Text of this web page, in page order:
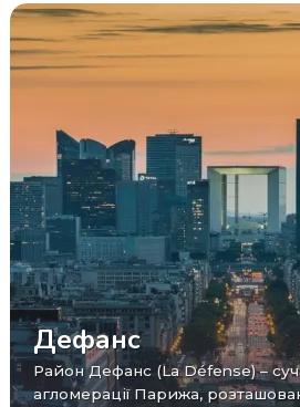
Дефанс
Район Дефанс (La Défense) – сучасний квартал
агломерації Парижа,